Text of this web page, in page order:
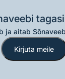
ja aitab
Kirjuta meile